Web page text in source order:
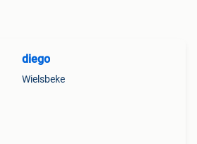
diego
Wielsbeke